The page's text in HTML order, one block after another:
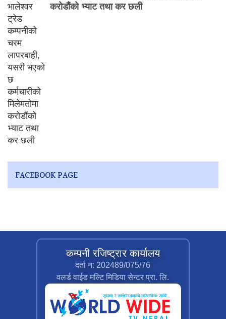
करोडौंको भ्याट तथा कर छली
FACEBOOK PAGE
कम्पनी रजिष्ट्रार कार्यालय
दर्ता न: 202489/075/76
वलर्ड वाईड मल्टि मिडिया सेन्टर प्रा. लि.